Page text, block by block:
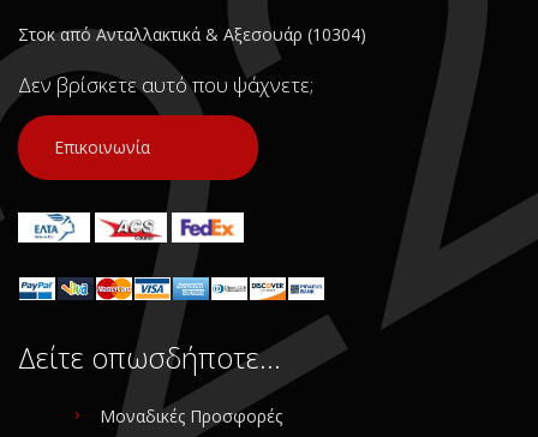
Στοκ από Ανταλλακτικά & Αξεσουάρ (10304)
Δεν βρίσκετε αυτό που ψάχνετε;
Επικοινωνία
Δείτε οπωσδήποτε…
Μοναδικές Προσφορές